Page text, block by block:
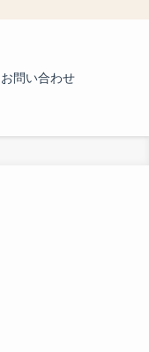
お問い合わせ